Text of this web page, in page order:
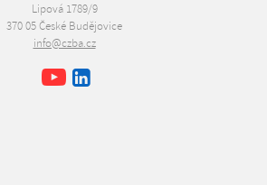
Lipová 1789/9
370 05 České Budějovice
info@czba.cz
Facebook
Youtube